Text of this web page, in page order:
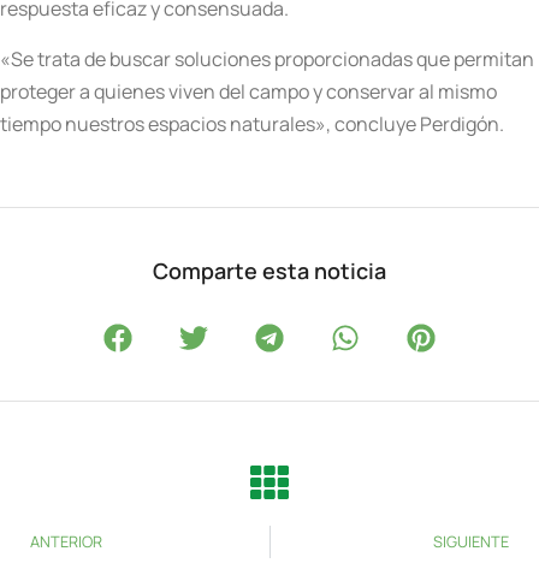
respuesta eficaz y consensuada.
«Se trata de buscar soluciones proporcionadas que permitan
proteger a quienes viven del campo y conservar al mismo
tiempo nuestros espacios naturales», concluye Perdigón.
Comparte esta noticia
ANTERIOR SIGUIENTE